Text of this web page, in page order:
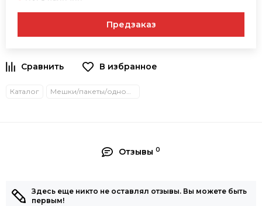
Предзаказ
В избранное
Каталог Мешки/пакеты/одноразовые товары
Отзывы 0
Здесь еще никто не оставлял отзывы. Вы можете быть
первым!